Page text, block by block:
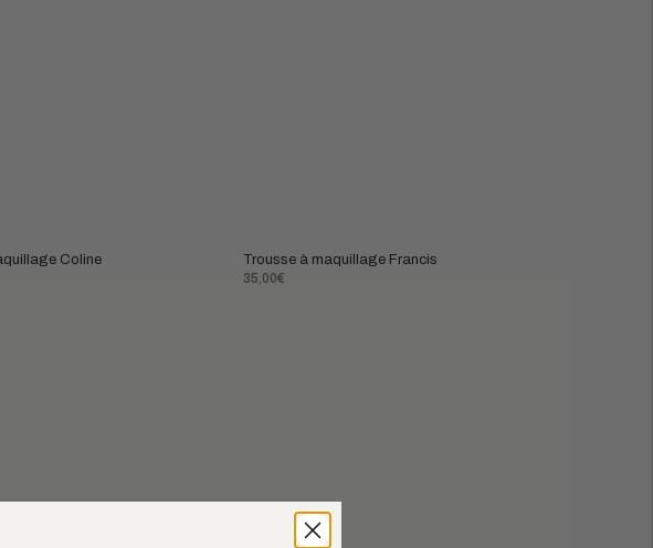
Coline
Trousse à maquillage Francis
Prix
35,00€